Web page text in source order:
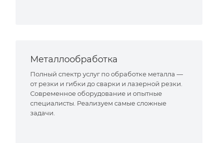
Металлообработка
Полный спектр услуг по обработке металла —
от резки и гибки до сварки и лазерной резки.
Современное оборудование и опытные
специалисты. Реализуем самые сложные
задачи.